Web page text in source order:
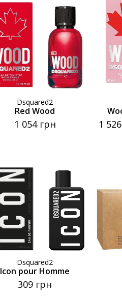
Dsquared2
Red Wood
1 054 грн 1
Dsquared2
Icon pour Homme
309 грн